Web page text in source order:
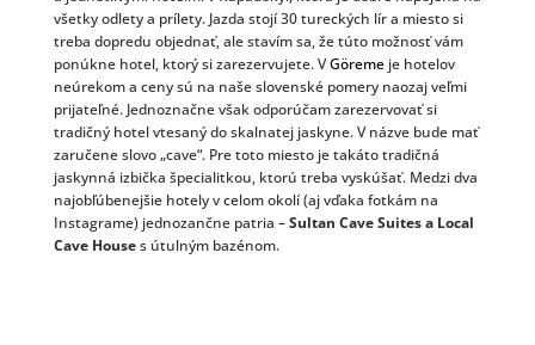
všetky odlety a prílety. Jazda stojí 30 tureckých lír a miesto si
treba dopredu objednať, ale stavím sa, že túto možnosť vám
ponúkne hotel, ktorý si zarezervujete. VGöremeje hotelov
neúrekom a ceny sú na naše slovenské pomery naozaj veľmi
prijateľné. Jednoznačne však odporúčam zarezervovať si
tradičný hotel vtesaný do skalnatej jaskyne. V názve bude mať
zaručene slovo „cave“. Pre toto miesto je takáto tradičná
jaskynná izbička špecialitkou, ktorú treba vyskúšať. Medzi dva
najobľúbenejšie hotely v celom okolí (aj vďaka fotkám na
Instagrame) jednozančne patria –Sultan Cave Suites a Local
Cave Houses útulným bazénom.